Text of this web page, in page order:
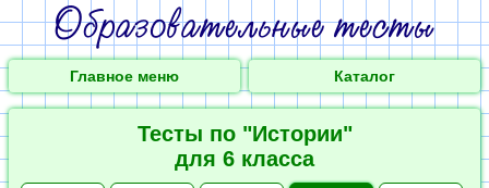
Главное меню Каталог
Тесты по "Истории"
для 6 класса